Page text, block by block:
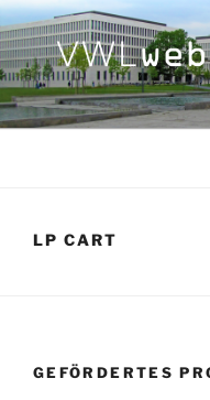
Zum
Inhalt
springen
VWL-WEB
Lerne VWL online!
LP CART
GEFÖRDERTES